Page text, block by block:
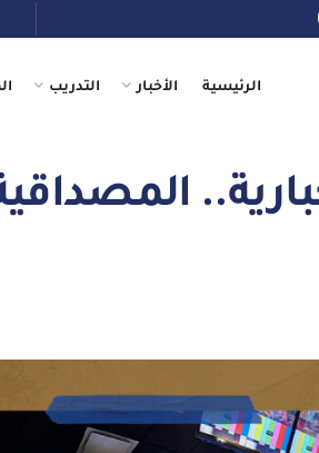
الرئيسية الأخبار التدريب